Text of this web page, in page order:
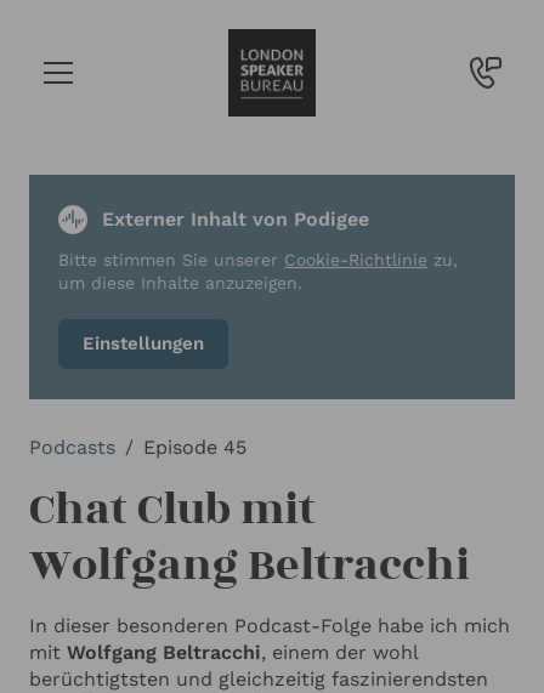
Externer Inhalt von Podigee
Bitte stimmen Sie unserer Cookie-Richtlinie zu,
um diese Inhalte anzuzeigen.
Einstellungen
Podcasts Episode 45
Chat Club mit
Wolfgang Beltracchi
In dieser besonderen Podcast-Folge habe ich mich
mit Wolfgang Beltracchi, einem der wohl
berüchtigtsten und gleichzeitig faszinierendsten